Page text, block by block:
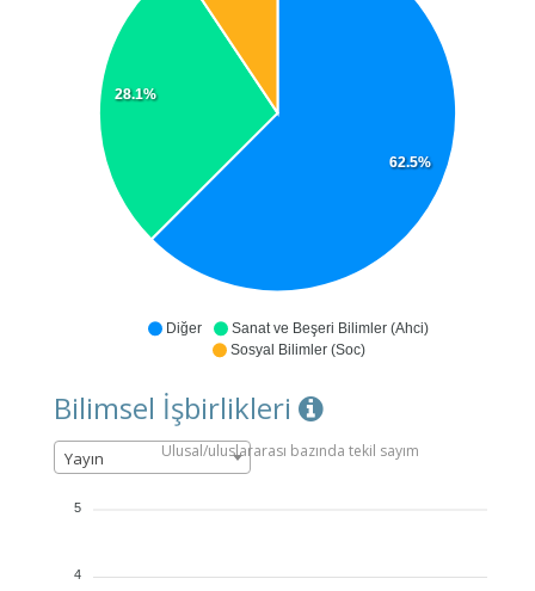
Diğer
Sanat ve Beşeri Bilimler (Ahci)
Sosyal Bilimler (Soc)
62.5%
28.1%
Bilimsel İşbirlikleri
Yayın Ulusal/uluslararası bazında tekil sayım
5
4